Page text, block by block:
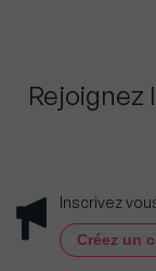
Inscrivez
Créez un